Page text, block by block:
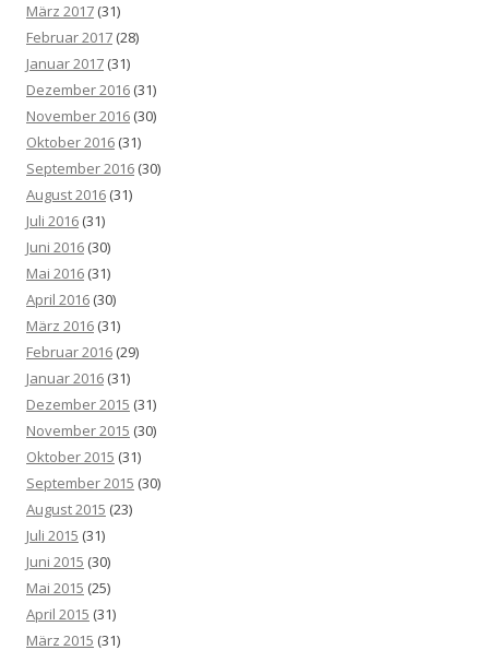
März 2017 (31)
Februar 2017 (28)
Januar 2017 (31)
Dezember 2016 (31)
November 2016 (30)
Oktober 2016 (31)
September 2016 (30)
August 2016 (31)
Juli 2016 (31)
Juni 2016 (30)
Mai 2016 (31)
April 2016 (30)
März 2016 (31)
Februar 2016 (29)
Januar 2016 (31)
Dezember 2015 (31)
November 2015 (30)
Oktober 2015 (31)
September 2015 (30)
August 2015 (23)
Juli 2015 (31)
Juni 2015 (30)
Mai 2015 (25)
April 2015 (31)
März 2015 (31)